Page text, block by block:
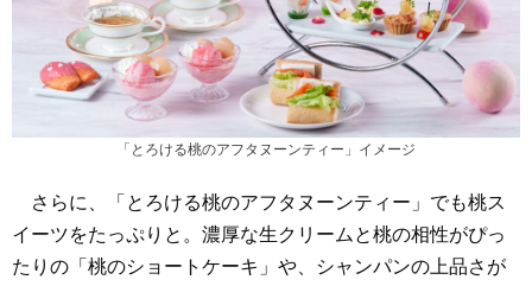
「とろける桃のアフタヌーンティー」イメージ
さらに、「とろける桃のアフタヌーンティー」でも桃ス
イーツをたっぷりと。濃厚な生クリームと桃の相性がぴっ
たりの「桃のショートケーキ」や、シャンパンの上品さが